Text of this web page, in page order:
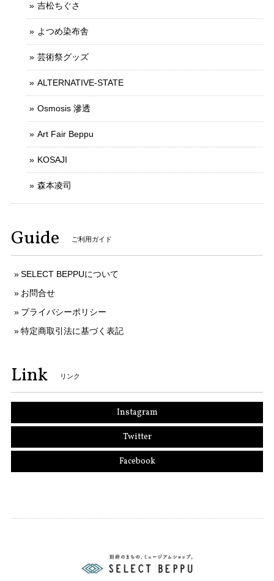
吉松ちぐさ
よつめ染布舎
芸術祭グッズ
ALTERNATIVE-STATE
Osmosis 滲透
Art Fair Beppu
KOSAJI
森本凌司
Guide ご利用ガイド
SELECT BEPPUについて
お問合せ
プライバシーポリシー
特定商取引法に基づく表記
Link リンク
Instagram
Twitter
Facebook